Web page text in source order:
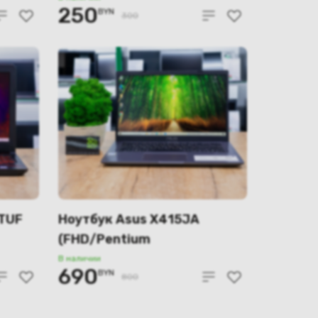
250BYN 300
Ноутбук Asus X415JA
(FHD/Pentium
6805/4GB/SSD 120GB)
В наличии
690BYN 800